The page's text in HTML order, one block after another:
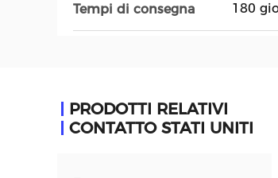
Tempi di consegna 180
PRODOTTI RELATIVI
CONTATTO STATI UNITI